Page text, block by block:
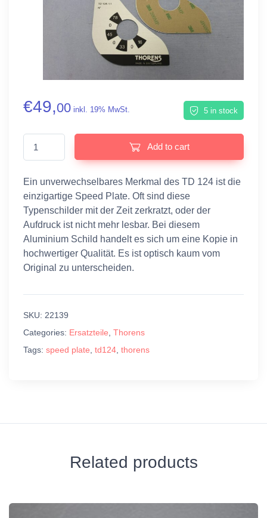
€49,00 inkl. 19% MwSt. 5 in stock
Thorens TD 124 Typenschild / Speed Plate quantity
Add to cart
Ein unverwechselbares Merkmal des TD 124 ist die
einzigartige Speed Plate. Oft sind diese
Typenschilder mit der Zeit zerkratzt, oder der
Aufdruck ist nicht mehr lesbar. Bei diesem
Aluminium Schild handelt es sich um eine Kopie in
hochwertiger Qualität. Es ist optisch kaum vom
Original zu unterscheiden.
SKU: 22139
Categories: Ersatzteile Thorens
Tags: speed plate td124 thorens
Related products